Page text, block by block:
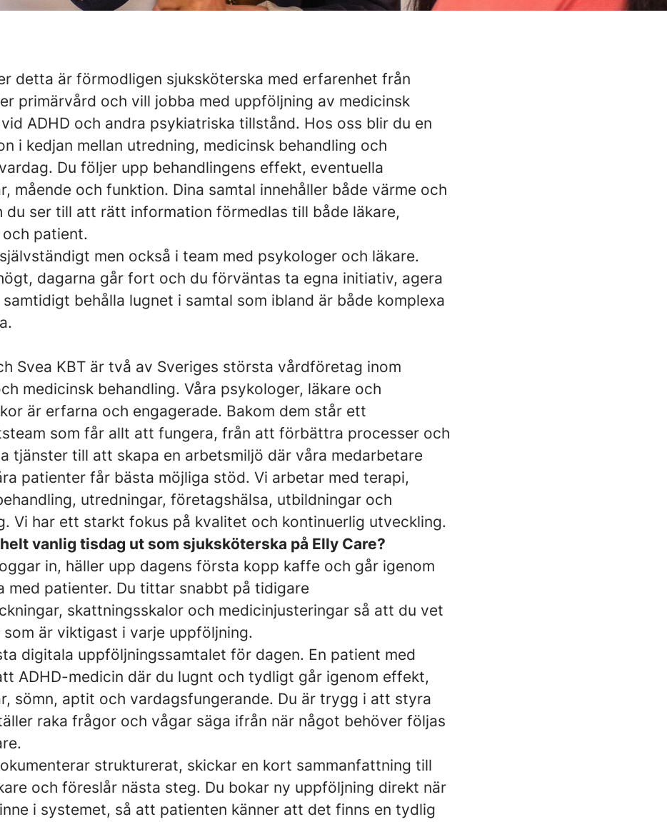
detta är förmodligen sjuksköterska med erfarenhet från
primärvård och vill jobba med uppföljning av medicinsk
ADHD och andra psykiatriska tillstånd. Hos oss blir du en
i kedjan mellan utredning, medicinsk behandling och
Du följer upp behandlingens effekt, eventuella
mående och funktion. Dina samtal innehåller både värme och
du ser till att rätt information förmedlas till både läkare,
patient.
men också i team med psykologer och läkare.
dagarna går fort och du förväntas ta egna initiativ, agera
behålla lugnet i samtal som ibland är både komplexa
Svea KBT är två av Sveriges största vårdföretag inom
medicinsk behandling. Våra psykologer, läkare och
är erfarna och engagerade. Bakom dem står ett
som får allt att fungera, från att förbättra processer och
tjänster till att skapa en arbetsmiljö där våra medarbetare
patienter får bästa möjliga stöd. Vi arbetar med terapi,
utredningar, företagshälsa, utbildningar och
Vi har ett starkt fokus på kvalitet och kontinuerlig utveckling.
vanlig tisdag ut som sjuksköterska på Elly Care?
in, häller upp dagens första kopp kaffe och går igenom
med patienter. Du tittar snabbt på tidigare
skattningsskalor och medicinjusteringar så att du vet
är viktigast i varje uppföljning.
digitala uppföljningssamtalet för dagen. En patient med
ADHD-medicin där du lugnt och tydligt går igenom effekt,
sömn, aptit och vardagsfungerande. Du är trygg i att styra
raka frågor och vågar säga ifrån när något behöver följas
strukturerat, skickar en kort sammanfattning till
och föreslår nästa steg. Du bokar ny uppföljning direkt när
i systemet, så att patienten känner att det finns en tydlig